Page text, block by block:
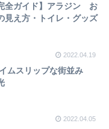
全ガイド】アラジン お
見え方・トイレ・グッズ
2022.04.19
イムスリップな街並み
2022.04.05